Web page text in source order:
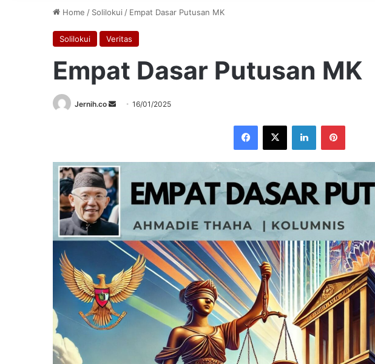
Home / Solilokui / Empat Dasar Putusan MK
Solilokui Veritas
Empat Dasar Putusan MK
Jernih.co
Send16/01/2025
Facebook
X LinkedInPinterest